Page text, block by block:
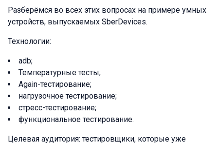
Разберёмся во всех этих вопросах на примере умных
устройств, выпускаемых SberDevices.
Технологии:
adb;
Температурные тесты;
Again-тестирование;
нагрузочное тестирование;
стресс-тестирование;
функциональное тестирование.
Целевая аудитория: тестировщики, которые уже